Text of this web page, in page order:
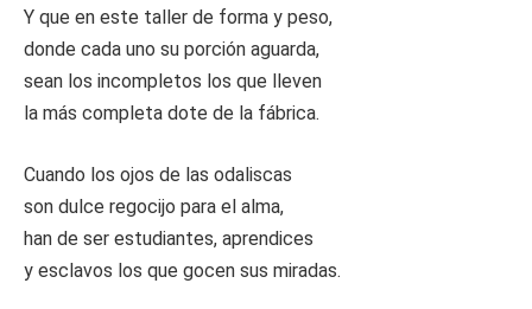
Y que en este taller de forma y peso,
donde cada uno su porción aguarda,
sean los incompletos los que lleven
la más completa dote de la fábrica.
Cuando los ojos de las odaliscas
son dulce regocijo para el alma,
han de ser estudiantes, aprendices
y esclavos los que gocen sus miradas.